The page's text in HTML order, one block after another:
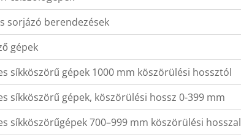
sorjázó berendezések
gépek
síkköszörű gépek 1000 mm köszörülési hossztól
síkköszörű gépek, köszörülési hossz 0-399 mm
síkköszörűgépek 700–999 mm köszörülési hosszal